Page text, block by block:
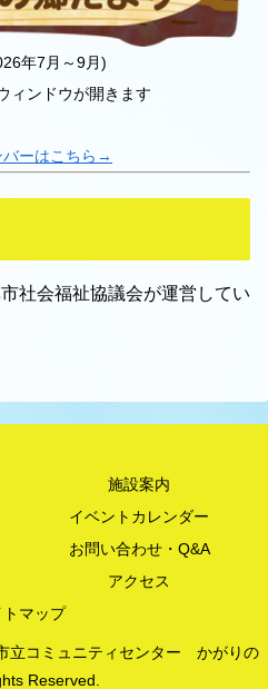
年7月～9月)
ィンドウが開きます
バーはこちら→
社会福祉協議会が運営してい
施設案内
イベントカレンダー
お問い合わせ・Q&A
アクセス
トマップ
立コミュニティセンター かがりの
Reserved.